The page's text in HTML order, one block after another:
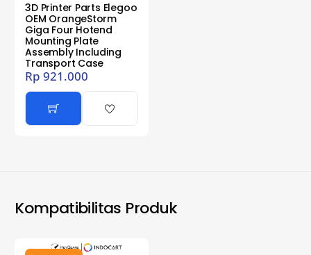
3D Printer Parts Elegoo
OEM OrangeStorm
Giga Four Hotend
Mounting Plate
Assembly Including
Transport Case
Rp 921.000
Kompatibilitas Produk